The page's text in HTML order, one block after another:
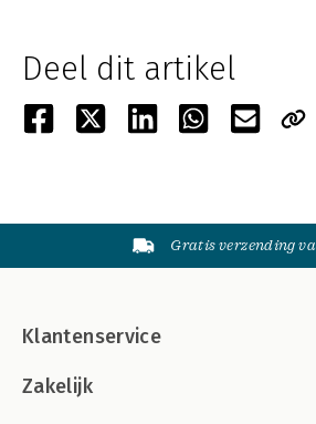
Deel dit artikel
Gratis verzending
Klantenservice
Zakelijk